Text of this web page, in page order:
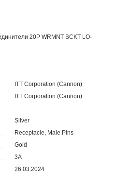
20P WRMNT SCKT LO-
ITT Corporation (Cannon)
ITT Corporation (Cannon)
Silver
Receptacle, Male Pins
Gold
3A
26.03.2024